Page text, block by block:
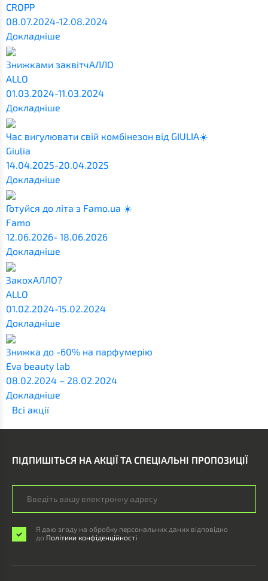
CROPP
08.07.2024-12.08.2024
Докладніше
Знижками заквітчАЛЛО
ALLO
01.03.2024-11.03.2024
Докладніше
Час вигулювати свій комбінезон від GIULIA☀️
Giulia
14.04.2025-20.04.2025
Докладніше
Готуйся до літа з Famo.ua ☀️
Famo
12.06.2026- 18.06.2026
Докладніше
ЗакохАЛЛО?
ALLO
01.02.2024-15.02.2024
Докладніше
Знижка до -60% на парфумерію
Eva beauty lab
08.02.2024 – 28.02.2024
Докладніше
Всi акції
ПІДПИШІТЬСЯ НА АКЦІЇ ТА СПЕЦІАЛЬНІ ПРОПОЗИЦІЇ
Я даю згоду на обробку персональних даних відповідно
до Політики конфіденційності